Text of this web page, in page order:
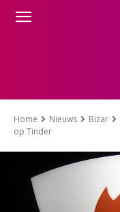
Home Nieuws Bizar
op Tinder